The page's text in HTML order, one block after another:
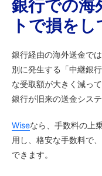
銀行での海
トで損を
銀行経由の海外送金で
別に発生する「中継銀
な受取額が大きく減っ
銀行が旧来の送金シス
Wiseなら、手数料の上
用し、格安な手数料で
できます。